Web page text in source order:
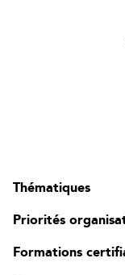
Thématiques
Priorités
Formations